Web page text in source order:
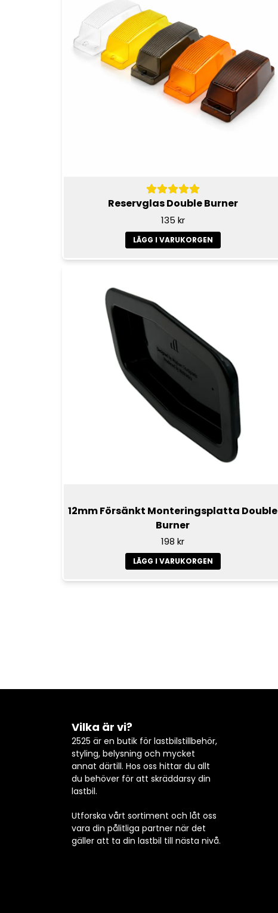
Reservglas Double Burner
135 kr
LÄGG I VARUKORGEN
12mm Försänkt Monteringsplatta Double
Burner
198 kr
LÄGG I VARUKORGEN
Vilka är vi?
2525 är en butik för lastbilstillbehör,
styling, belysning och mycket
annat därtill. Hos oss hittar du allt
du behöver för att skräddarsy din
lastbil.
Utforska vårt sortiment och låt oss
vara din pålitliga partner när det
gäller att ta din lastbil till nästa nivå.